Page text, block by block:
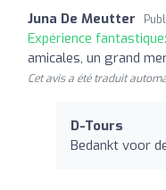
Juna De Meutter
Expérience fantastique:
amicales, un grand
Cet avis a été traduit
D-Tours
Bedankt voor